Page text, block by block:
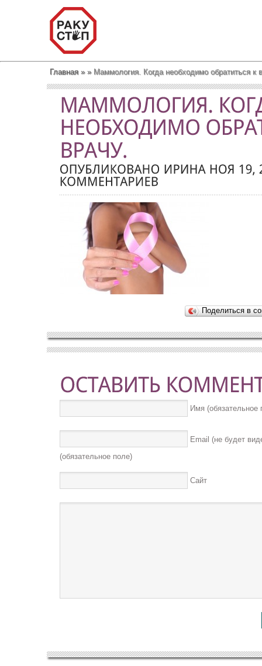
Главная » »Маммология. Когда необходимо обратиться к
Поделиться в
Имя (обязательное
Email (не будет
(обязательное поле)
Сайт